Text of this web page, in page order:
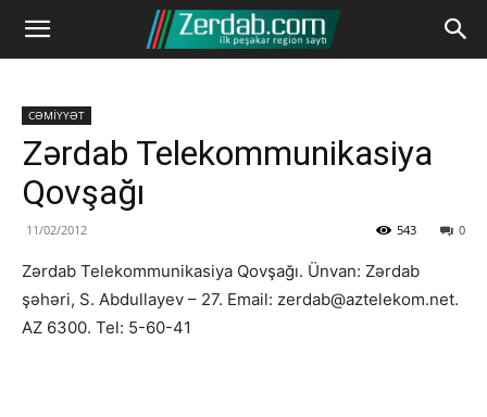
CƏMİYYƏT
Zərdab Telekommunikasiya
Qovşağı
11/02/2012 0
543
Zərdab Telekommunikasiya Qovşağı. Ünvan: Zərdab
şəhəri, S. Abdullayev – 27. Email: zerdab@aztelekom.net.
AZ 6300. Tel: 5-60-41